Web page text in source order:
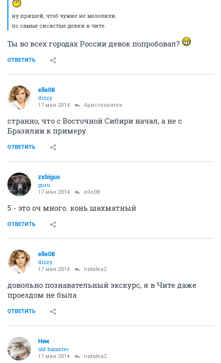
ну пришей, чтоб чужие не мозолили.
пс самые сисястые девки в чите.
Ты во всех городах России девок попробовал?
ОТВЕТИТЬ
elle08
dizzy
17 мая 2014 Аристократка
странно, что с Восточной Сибири начал, а не с
Бразилии к примеру
ОТВЕТИТЬ
zxbigus
guru
17 мая 2014 elle08
5 - это оч много. конь шахматный
ОТВЕТИТЬ
elle08
dizzy
17 мая 2014 natalka2
довольно познавательный экскурс, я в Чите даже
проездом не была
ОТВЕТИТЬ
Ник
old hamster
17 мая 2014 natalka2